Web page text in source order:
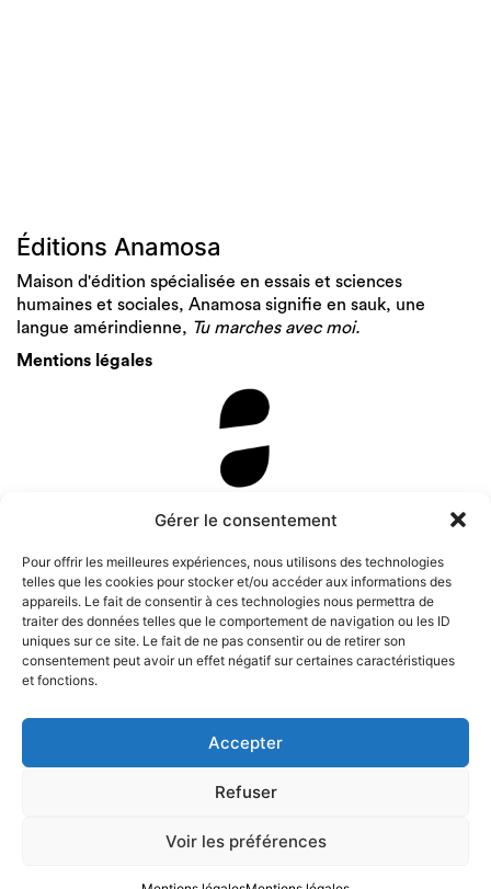
Gérer le consentement
Pour offrir les meilleures expériences, nous utilisons des technologies
telles que les cookies pour stocker et/ou accéder aux informations des
appareils. Le fait de consentir à ces technologies nous permettra de
traiter des données telles que le comportement de navigation ou les ID
uniques sur ce site. Le fait de ne pas consentir ou de retirer son
consentement peut avoir un effet négatif sur certaines caractéristiques
et fonctions.
Accepter
Refuser
Voir les préférences
Éditions Anamosa
Maison d'édition spécialisée en essais et sciences
humaines et sociales, Anamosa signifie en sauk, une
langue amérindienne, Tu marches avec moi.
Mentions légales
reproduction et d’adaptation réservés. ©